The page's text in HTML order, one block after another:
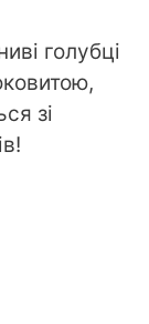
голубці
зі